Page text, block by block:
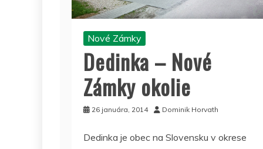
Nové Zámky
Dedinka – Nové
Zámky okolie
26 januára, 2014 Dominik Horvath
Dedinka je obec na Slovensku v okrese